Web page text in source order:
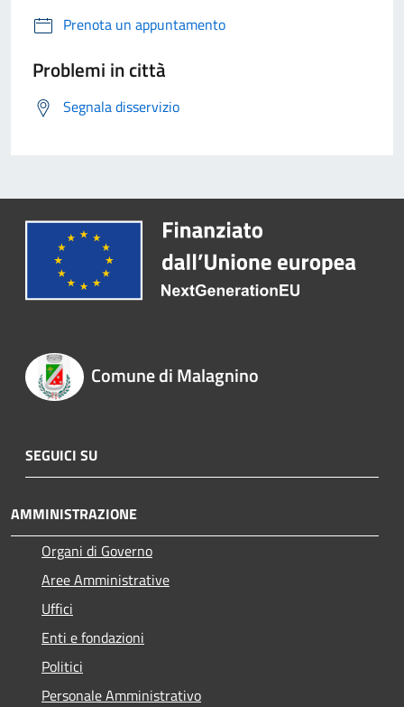
Prenota un appuntamento
Problemi in città
Segnala disservizio
Comune di Malagnino
SEGUICI SU
AMMINISTRAZIONE
Organi di Governo
Aree Amministrative
Uffici
Enti e fondazioni
Politici
Personale Amministrativo